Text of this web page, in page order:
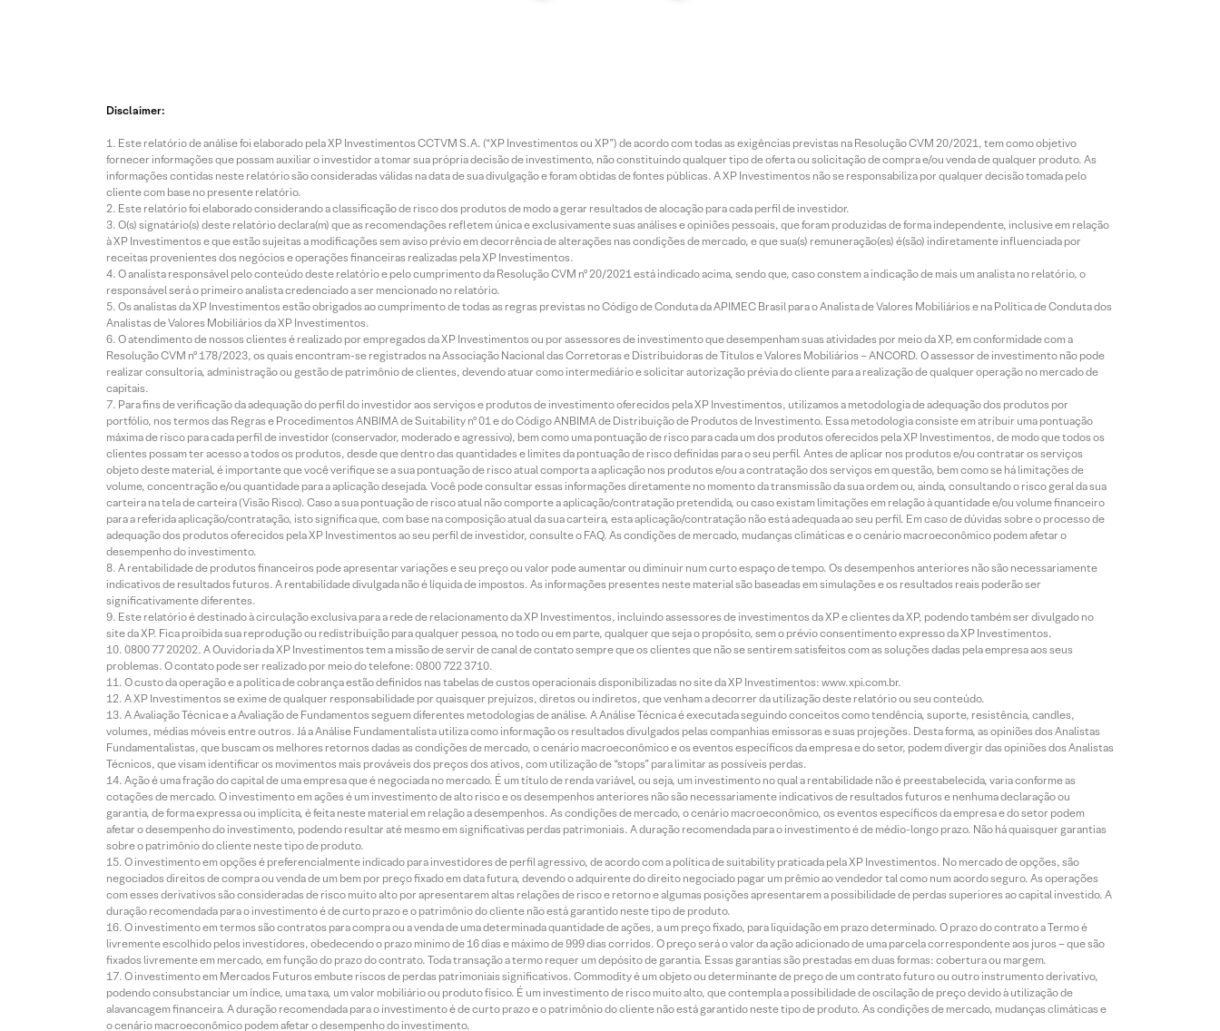
Disclaimer:
Este relatório de análise foi elaborado pela XP Investimentos CCTVM S.A. (“XP Investimentos ou XP”) de acordo com todas as exigências previstas na Resolução CVM 20/2021, tem como objetivo
fornecer informações que possam auxiliar o investidor a tomar sua própria decisão de investimento, não constituindo qualquer tipo de oferta ou solicitação de compra e/ou venda de qualquer produto. As
informações contidas neste relatório são consideradas válidas na data de sua divulgação e foram obtidas de fontes públicas. A XP Investimentos não se responsabiliza por qualquer decisão tomada pelo
cliente com base no presente relatório.
Este relatório foi elaborado considerando a classificação de risco dos produtos de modo a gerar resultados de alocação para cada perfil de investidor.
O(s) signatário(s) deste relatório declara(m) que as recomendações refletem única e exclusivamente suas análises e opiniões pessoais, que foram produzidas de forma independente, inclusive em relação
à XP Investimentos e que estão sujeitas a modificações sem aviso prévio em decorrência de alterações nas condições de mercado, e que sua(s) remuneração(es) é(são) indiretamente influenciada por
receitas provenientes dos negócios e operações financeiras realizadas pela XP Investimentos.
O analista responsável pelo conteúdo deste relatório e pelo cumprimento da Resolução CVM nº 20/2021 está indicado acima, sendo que, caso constem a indicação de mais um analista no relatório, o
responsável será o primeiro analista credenciado a ser mencionado no relatório.
Os analistas da XP Investimentos estão obrigados ao cumprimento de todas as regras previstas no Código de Conduta da APIMEC Brasil para o Analista de Valores Mobiliários e na Política de Conduta dos
Analistas de Valores Mobiliários da XP Investimentos.
O atendimento de nossos clientes é realizado por empregados da XP Investimentos ou por assessores de investimento que desempenham suas atividades por meio da XP, em conformidade com a
Resolução CVM nº 178/2023, os quais encontram-se registrados na Associação Nacional das Corretoras e Distribuidoras de Títulos e Valores Mobiliários – ANCORD. O assessor de investimento não pode
realizar consultoria, administração ou gestão de patrimônio de clientes, devendo atuar como intermediário e solicitar autorização prévia do cliente para a realização de qualquer operação no mercado de
capitais.
Para fins de verificação da adequação do perfil do investidor aos serviços e produtos de investimento oferecidos pela XP Investimentos, utilizamos a metodologia de adequação dos produtos por
portfólio, nos termos das Regras e Procedimentos ANBIMA de Suitability nº 01 e do Código ANBIMA de Distribuição de Produtos de Investimento. Essa metodologia consiste em atribuir uma pontuação
máxima de risco para cada perfil de investidor (conservador, moderado e agressivo), bem como uma pontuação de risco para cada um dos produtos oferecidos pela XP Investimentos, de modo que todos os
clientes possam ter acesso a todos os produtos, desde que dentro das quantidades e limites da pontuação de risco definidas para o seu perfil. Antes de aplicar nos produtos e/ou contratar os serviços
objeto deste material, é importante que você verifique se a sua pontuação de risco atual comporta a aplicação nos produtos e/ou a contratação dos serviços em questão, bem como se há limitações de
volume, concentração e/ou quantidade para a aplicação desejada. Você pode consultar essas informações diretamente no momento da transmissão da sua ordem ou, ainda, consultando o risco geral da sua
carteira na tela de carteira (Visão Risco). Caso a sua pontuação de risco atual não comporte a aplicação/contratação pretendida, ou caso existam limitações em relação à quantidade e/ou volume financeiro
para a referida aplicação/contratação, isto significa que, com base na composição atual da sua carteira, esta aplicação/contratação não está adequada ao seu perfil. Em caso de dúvidas sobre o processo de
adequação dos produtos oferecidos pela XP Investimentos ao seu perfil de investidor, consulte o FAQ. As condições de mercado, mudanças climáticas e o cenário macroeconômico podem afetar o
desempenho do investimento.
A rentabilidade de produtos financeiros pode apresentar variações e seu preço ou valor pode aumentar ou diminuir num curto espaço de tempo. Os desempenhos anteriores não são necessariamente
indicativos de resultados futuros. A rentabilidade divulgada não é líquida de impostos. As informações presentes neste material são baseadas em simulações e os resultados reais poderão ser
significativamente diferentes.
Este relatório é destinado à circulação exclusiva para a rede de relacionamento da XP Investimentos, incluindo assessores de investimentos da XP e clientes da XP, podendo também ser divulgado no
site da XP. Fica proibida sua reprodução ou redistribuição para qualquer pessoa, no todo ou em parte, qualquer que seja o propósito, sem o prévio consentimento expresso da XP Investimentos.
0800 77 20202. A Ouvidoria da XP Investimentos tem a missão de servir de canal de contato sempre que os clientes que não se sentirem satisfeitos com as soluções dadas pela empresa aos seus
problemas. O contato pode ser realizado por meio do telefone: 0800 722 3710.
O custo da operação e a política de cobrança estão definidos nas tabelas de custos operacionais disponibilizadas no site da XP Investimentos: www.xpi.com.br.
A XP Investimentos se exime de qualquer responsabilidade por quaisquer prejuízos, diretos ou indiretos, que venham a decorrer da utilização deste relatório ou seu conteúdo.
A Avaliação Técnica e a Avaliação de Fundamentos seguem diferentes metodologias de análise. A Análise Técnica é executada seguindo conceitos como tendência, suporte, resistência, candles,
volumes, médias móveis entre outros. Já a Análise Fundamentalista utiliza como informação os resultados divulgados pelas companhias emissoras e suas projeções. Desta forma, as opiniões dos Analistas
Fundamentalistas, que buscam os melhores retornos dadas as condições de mercado, o cenário macroeconômico e os eventos específicos da empresa e do setor, podem divergir das opiniões dos Analistas
Técnicos, que visam identificar os movimentos mais prováveis dos preços dos ativos, com utilização de “stops” para limitar as possíveis perdas.
Ação é uma fração do capital de uma empresa que é negociada no mercado. É um título de renda variável, ou seja, um investimento no qual a rentabilidade não é preestabelecida, varia conforme as
cotações de mercado. O investimento em ações é um investimento de alto risco e os desempenhos anteriores não são necessariamente indicativos de resultados futuros e nenhuma declaração ou
garantia, de forma expressa ou implícita, é feita neste material em relação a desempenhos. As condições de mercado, o cenário macroeconômico, os eventos específicos da empresa e do setor podem
afetar o desempenho do investimento, podendo resultar até mesmo em significativas perdas patrimoniais. A duração recomendada para o investimento é de médio-longo prazo. Não há quaisquer garantias
sobre o patrimônio do cliente neste tipo de produto.
O investimento em opções é preferencialmente indicado para investidores de perfil agressivo, de acordo com a política de suitability praticada pela XP Investimentos. No mercado de opções, são
negociados direitos de compra ou venda de um bem por preço fixado em data futura, devendo o adquirente do direito negociado pagar um prêmio ao vendedor tal como num acordo seguro. As operações
com esses derivativos são consideradas de risco muito alto por apresentarem altas relações de risco e retorno e algumas posições apresentarem a possibilidade de perdas superiores ao capital investido. A
duração recomendada para o investimento é de curto prazo e o patrimônio do cliente não está garantido neste tipo de produto.
O investimento em termos são contratos para compra ou a venda de uma determinada quantidade de ações, a um preço fixado, para liquidação em prazo determinado. O prazo do contrato a Termo é
livremente escolhido pelos investidores, obedecendo o prazo mínimo de 16 dias e máximo de 999 dias corridos. O preço será o valor da ação adicionado de uma parcela correspondente aos juros – que são
fixados livremente em mercado, em função do prazo do contrato. Toda transação a termo requer um depósito de garantia. Essas garantias são prestadas em duas formas: cobertura ou margem.
O investimento em Mercados Futuros embute riscos de perdas patrimoniais significativos. Commodity é um objeto ou determinante de preço de um contrato futuro ou outro instrumento derivativo,
podendo consubstanciar um índice, uma taxa, um valor mobiliário ou produto físico. É um investimento de risco muito alto, que contempla a possibilidade de oscilação de preço devido à utilização de
alavancagem financeira. A duração recomendada para o investimento é de curto prazo e o patrimônio do cliente não está garantido neste tipo de produto. As condições de mercado, mudanças climáticas e
o cenário macroeconômico podem afetar o desempenho do investimento.